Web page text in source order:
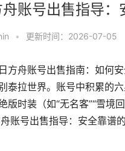
舟账号出售指导
• 更新时间：2026-07-05
方舟账号出售指南：如何
泰拉世界。账号中积累的
版时装（如“无名客”“雪境
账号出售指导：安全靠谱